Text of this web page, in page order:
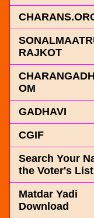
RAJKOT
OM
GADHAVI
CGIF
Search Your
the Voter's List
Matdar Yadi
Download